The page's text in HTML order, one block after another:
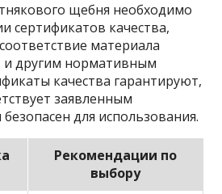
щебня необходимо
сертификатов качества,
материала
другим нормативным
качества гарантируют,
заявленным
для использования.
Рекомендации по
выбору